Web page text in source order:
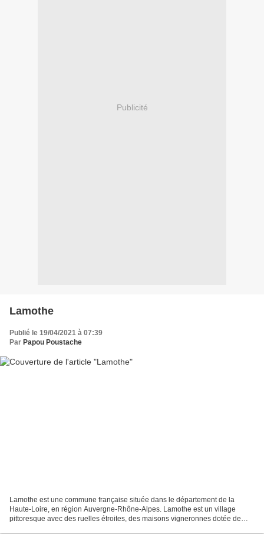
Publicité
Lamothe
Publié le 19/04/2021 à 07:39
Par Papou Poustache
Lamothe est une commune française située dans le département de la
Haute-Loire, en région Auvergne-Rhône-Alpes. Lamothe est un village
pittoresque avec des ruelles étroites, des maisons vigneronnes dotée de